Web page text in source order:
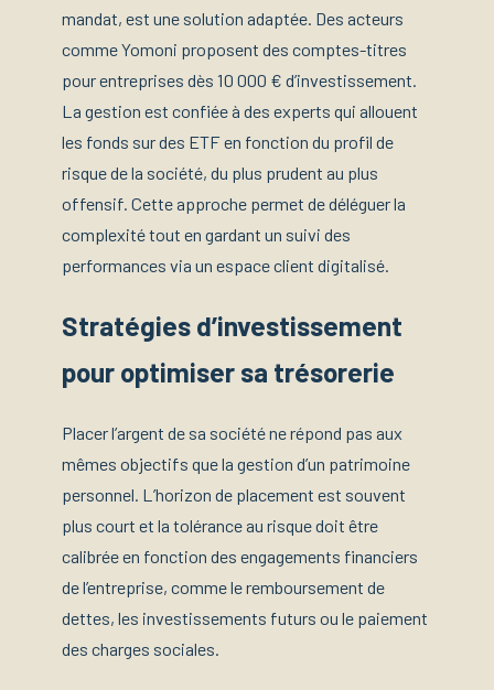
mandat, est une solution adaptée. Des acteurs
comme Yomoni proposent des comptes-titres
pour entreprises dès 10 000 € d’investissement.
La gestion est confiée à des experts qui allouent
les fonds sur des ETF en fonction du profil de
risque de la société, du plus prudent au plus
offensif. Cette approche permet de déléguer la
complexité tout en gardant un suivi des
performances via un espace client digitalisé.
Stratégies d’investissement
pour optimiser sa trésorerie
Placer l’argent de sa société ne répond pas aux
mêmes objectifs que la gestion d’un patrimoine
personnel. L’horizon de placement est souvent
plus court et la tolérance au risque doit être
calibrée en fonction des engagements financiers
de l’entreprise, comme le remboursement de
dettes, les investissements futurs ou le paiement
des charges sociales.